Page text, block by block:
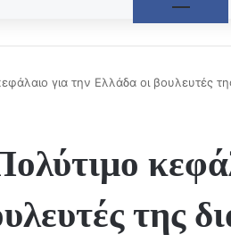
για την Ελλάδα οι βουλευτές
της